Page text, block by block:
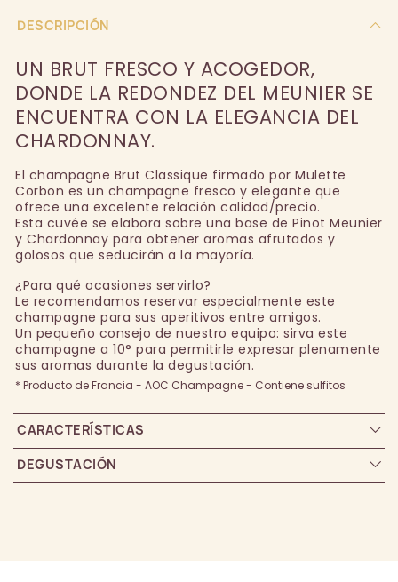
DESCRIPCIÓN
UN BRUT FRESCO Y ACOGEDOR,
DONDE LA REDONDEZ DEL MEUNIER SE
ENCUENTRA CON LA ELEGANCIA DEL
CHARDONNAY.
El champagne Brut Classique firmado por Mulette
Corbon es un champagne fresco y elegante que
ofrece una excelente relación calidad/precio.
Esta cuvée se elabora sobre una base de Pinot Meunier
y Chardonnay para obtener aromas afrutados y
golosos que seducirán a la mayoría.
¿Para qué ocasiones servirlo?
Le recomendamos reservar especialmente este
champagne para sus aperitivos entre amigos.
Un pequeño consejo de nuestro equipo: sirva este
champagne a 10° para permitirle expresar plenamente
sus aromas durante la degustación.
* Producto de Francia - AOC Champagne - Contiene sulfitos
CARACTERÍSTICAS
DEGUSTACIÓN